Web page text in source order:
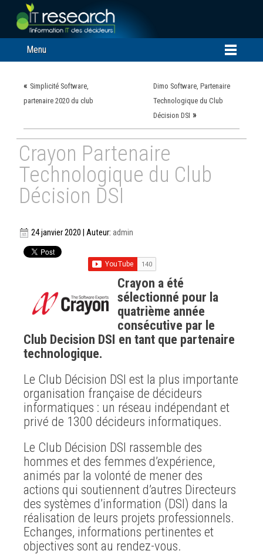
Menu
« Simplicité Software,
partenaire 2020 du club
Dimo Software, Partenaire
Technologique du Club
Décision DSI »
Crayon Partenaire
Technologique du Club
Décision DSI
24 janvier 2020 | Auteur:admin
Crayon a été
sélectionné pour la
quatrième année
consécutive par le
Club Decision DSI en tant que partenaire
technologique.
Le Club Décision DSI est la plus importante
organisation française de décideurs
informatiques : un réseau indépendant et
privé de 1300 décideurs informatiques.
Le Club Décision DSI rassemble des
hommes et des femmes d’expérience,
animés par la volonté de mener des
actions qui soutiennent d’autres Directeurs
des systèmes d’information (DSI) dans la
réalisation de leurs projets professionnels.
Echanges, informations pertinentes et
objectives sont au rendez-vous.